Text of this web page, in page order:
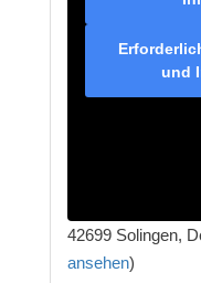
und
42699 Solingen,
ansehen)